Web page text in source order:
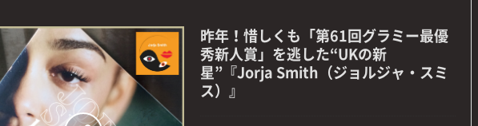
昨年！惜しくも「第61回グラミー最優
秀新人賞」を逃した“UKの新
星”『Jorja Smith（ジョルジャ・スミ
ス）』